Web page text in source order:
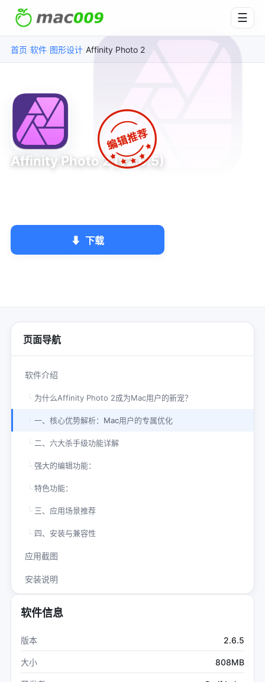
☰
首页 软件/ 图形设计/ Affinity Photo 2
Affinity Photo 2 (v2.6.5)
⬇ 下载
页面导航
软件介绍
为什么Affinity Photo 2成为Mac用户的新宠？
一、核心优势解析：Mac用户的专属优化
二、六大杀手级功能详解
强大的编辑功能：
特色功能：
三、应用场景推荐
四、安装与兼容性
应用截图
安装说明
软件信息
版本 2.6.5
大小 808MB